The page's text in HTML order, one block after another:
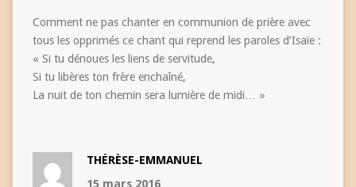
Comment ne pas chanter en communion de prière avec
tous les opprimés ce chant qui reprend les paroles d’Isaïe :
« Si tu dénoues les liens de servitude,
Si tu libères ton frère enchaîné,
La nuit de ton chemin sera lumière de midi… »
THÉRÈSE-EMMANUEL
15 mars 2016